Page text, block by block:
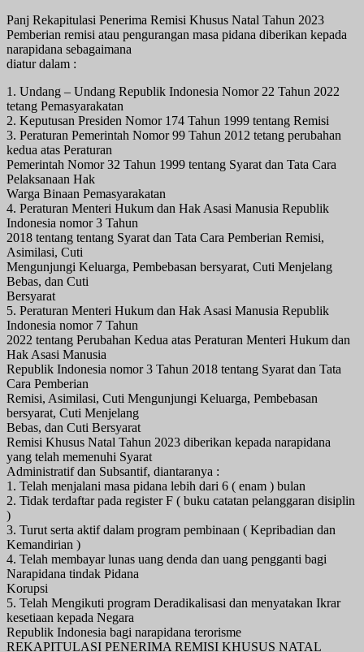
Panj Rekapitulasi Penerima Remisi Khusus Natal Tahun 2023
Pemberian remisi atau pengurangan masa pidana diberikan kepada
narapidana sebagaimana
diatur dalam :
1. Undang – Undang Republik Indonesia Nomor 22 Tahun 2022
tetang Pemasyarakatan
2. Keputusan Presiden Nomor 174 Tahun 1999 tentang Remisi
3. Peraturan Pemerintah Nomor 99 Tahun 2012 tetang perubahan
kedua atas Peraturan
Pemerintah Nomor 32 Tahun 1999 tentang Syarat dan Tata Cara
Pelaksanaan Hak
Warga Binaan Pemasyarakatan
4. Peraturan Menteri Hukum dan Hak Asasi Manusia Republik
Indonesia nomor 3 Tahun
2018 tentang tentang Syarat dan Tata Cara Pemberian Remisi,
Asimilasi, Cuti
Mengunjungi Keluarga, Pembebasan bersyarat, Cuti Menjelang
Bebas, dan Cuti
Bersyarat
5. Peraturan Menteri Hukum dan Hak Asasi Manusia Republik
Indonesia nomor 7 Tahun
2022 tentang Perubahan Kedua atas Peraturan Menteri Hukum dan
Hak Asasi Manusia
Republik Indonesia nomor 3 Tahun 2018 tentang Syarat dan Tata
Cara Pemberian
Remisi, Asimilasi, Cuti Mengunjungi Keluarga, Pembebasan
bersyarat, Cuti Menjelang
Bebas, dan Cuti Bersyarat
Remisi Khusus Natal Tahun 2023 diberikan kepada narapidana
yang telah memenuhi Syarat
Administratif dan Subsantif, diantaranya :
1. Telah menjalani masa pidana lebih dari 6 ( enam ) bulan
2. Tidak terdaftar pada register F ( buku catatan pelanggaran disiplin
)
3. Turut serta aktif dalam program pembinaan ( Kepribadian dan
Kemandirian )
4. Telah membayar lunas uang denda dan uang pengganti bagi
Narapidana tindak Pidana
Korupsi
5. Telah Mengikuti program Deradikalisasi dan menyatakan Ikrar
kesetiaan kepada Negara
Republik Indonesia bagi narapidana terorisme
REKAPITULASI PENERIMA REMISI KHUSUS NATAL